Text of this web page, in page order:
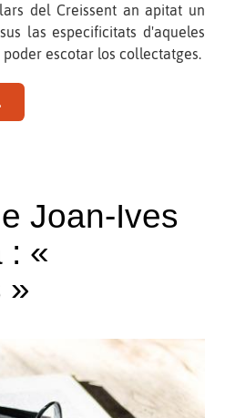
del Creissent an apitat un
las especificitats d'aqueles
escotar los collectatges.
Joan-Ives
: «
»